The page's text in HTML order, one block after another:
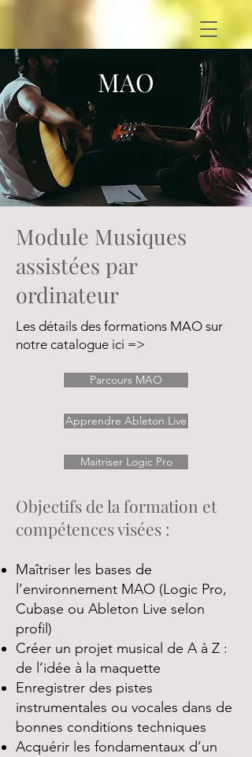
MAO
Module Musiques
assistées par
ordinateur
Les détails des formations MAO sur
notre catalogue ici =>
Parcours MAO
Apprendre Ableton Live
Maitriser Logic Pro
Objectifs de la formation et
compétences visées :
Maîtriser les bases de
l’environnement MAO (Logic Pro,
Cubase ou Ableton Live selon
profil)
Créer un projet musical de A à Z :
de l’idée à la maquette
Enregistrer des pistes
instrumentales ou vocales dans de
bonnes conditions techniques
Acquérir les fondamentaux d’un